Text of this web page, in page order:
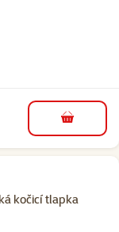
do košíku
kočicí tlapka